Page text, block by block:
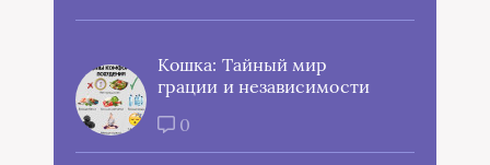
Кошка: Тайный мир
грации и независимости
0